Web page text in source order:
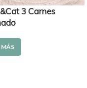
3 Carnes
MÁS